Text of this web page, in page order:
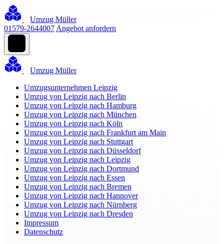
Umzug Müller
01579-2644007 Angebot anfordern
Umzug Müller
Umzugsunternehmen Leipzig
Umzug von Leipzig nach Berlin
Umzug von Leipzig nach Hamburg
Umzug von Leipzig nach München
Umzug von Leipzig nach Köln
Umzug von Leipzig nach Frankfurt am Main
Umzug von Leipzig nach Stuttgart
Umzug von Leipzig nach Düsseldorf
Umzug von Leipzig nach Leipzig
Umzug von Leipzig nach Dortmund
Umzug von Leipzig nach Essen
Umzug von Leipzig nach Bremen
Umzug von Leipzig nach Hannover
Umzug von Leipzig nach Nürnberg
Umzug von Leipzig nach Dresden
Impressum
Datenschutz